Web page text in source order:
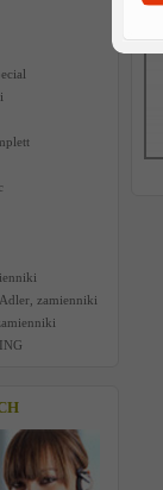
zamienniki